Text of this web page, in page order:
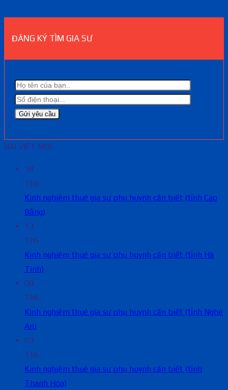
ĐĂNG KÝ TÌM GIA SƯ
BÀI VIẾT MỚI
18
Th6
Kinh nghiệm thuê gia sư phụ huynh cần biết (tỉnh Cao
Bằng)
13
Th6
Kinh nghiệm thuê gia sư phụ huynh cần biết (tỉnh Hà
Tĩnh)
08
Th6
Kinh nghiệm thuê gia sư phụ huynh cần biết (tỉnh Nghệ
An)
03
Th6
Kinh nghiệm thuê gia sư phụ huynh cần biết (tỉnh
Thanh Hóa)